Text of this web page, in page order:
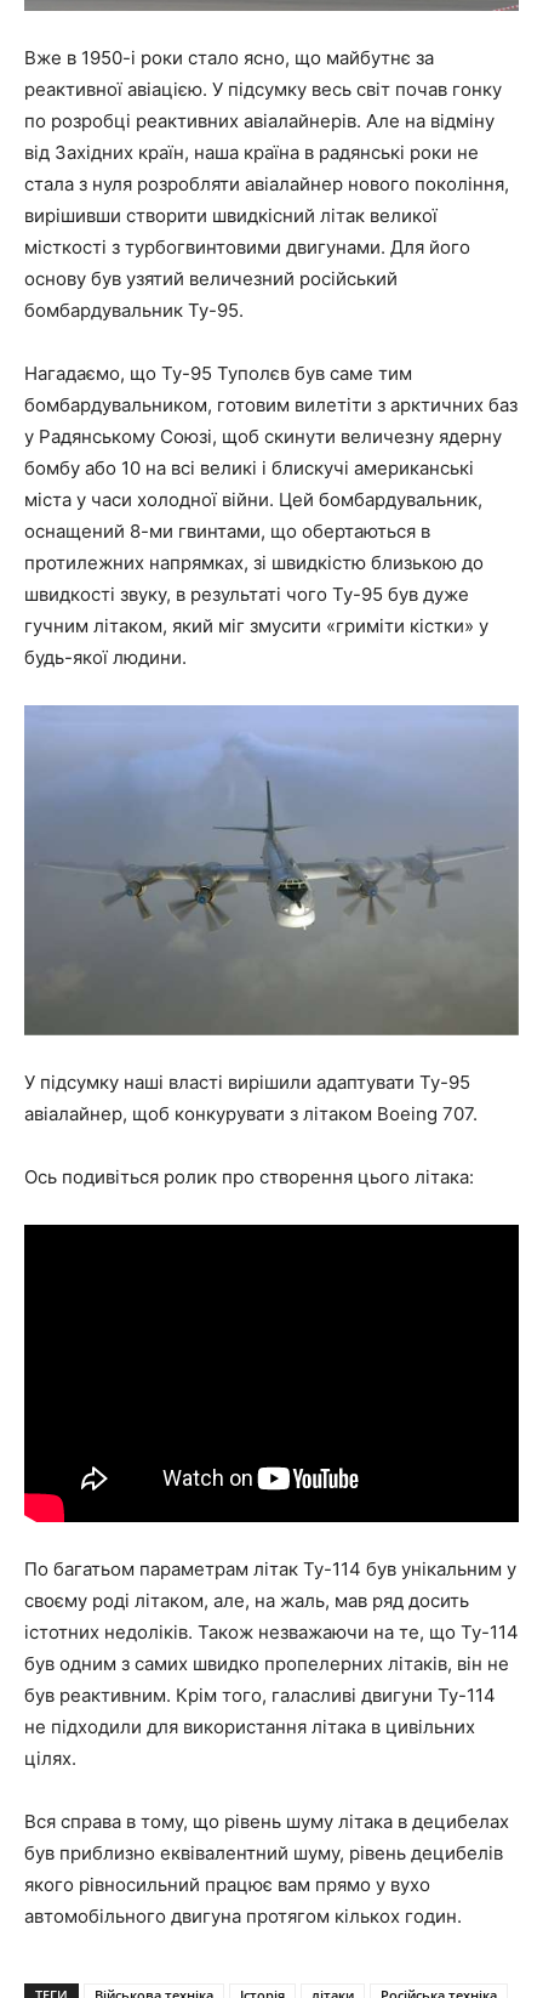
Вже в 1950-і роки стало ясно, що майбутнє за
реактивної авіацією. У підсумку весь світ почав гонку
по розробці реактивних авіалайнерів. Але на відміну
від Західних країн, наша країна в радянські роки не
стала з нуля розробляти авіалайнер нового покоління,
вирішивши створити швидкісний літак великої
місткості з турбогвинтовими двигунами. Для його
основу був узятий величезний російський
бомбардувальник Ту-95.
Нагадаємо, що Ту-95 Туполєв був саме тим
бомбардувальником, готовим вилетіти з арктичних баз
у Радянському Союзі, щоб скинути величезну ядерну
бомбу або 10 на всі великі і блискучі американські
міста у часи холодної війни. Цей бомбардувальник,
оснащений 8-ми гвинтами, що обертаються в
протилежних напрямках, зі швидкістю близькою до
швидкості звуку, в результаті чого Ту-95 був дуже
гучним літаком, який міг змусити «гриміти кістки» у
будь-якої людини.
У підсумку наші власті вирішили адаптувати Ту-95
авіалайнер, щоб конкурувати з літаком Boeing 707.
Ось подивіться ролик про створення цього літака:
По багатьом параметрам літак Ту-114 був унікальним у
своєму роді літаком, але, на жаль, мав ряд досить
істотних недоліків. Також незважаючи на те, що Ту-114
був одним з самих швидко пропелерних літаків, він не
був реактивним. Крім того, галасливі двигуни Ту-114
не підходили для використання літака в цивільних
цілях.
Вся справа в тому, що рівень шуму літака в децибелах
був приблизно еквівалентний шуму, рівень децибелів
якого рівносильний працює вам прямо у вухо
автомобільного двигуна протягом кількох годин.